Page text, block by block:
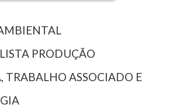
PRODUÇÃO
TRABALHO ASSOCIADO E